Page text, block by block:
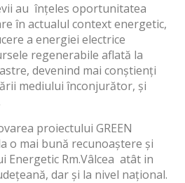
au înțeles oportunitatea
în actualul context energetic,
a energiei electrice
regenerabile aflată la
devenind mai conștienți
mediului înconjurător, și
proiectului GREEN
o mai bună recunoaștere și
Energetic Rm.Vâlcea atât in
dar și la nivel național.